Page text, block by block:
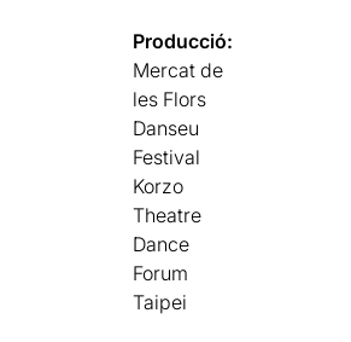
Producció:
Mercat de
les Flors
Danseu
Festival
Korzo
Theatre
Dance
Forum
Taipei